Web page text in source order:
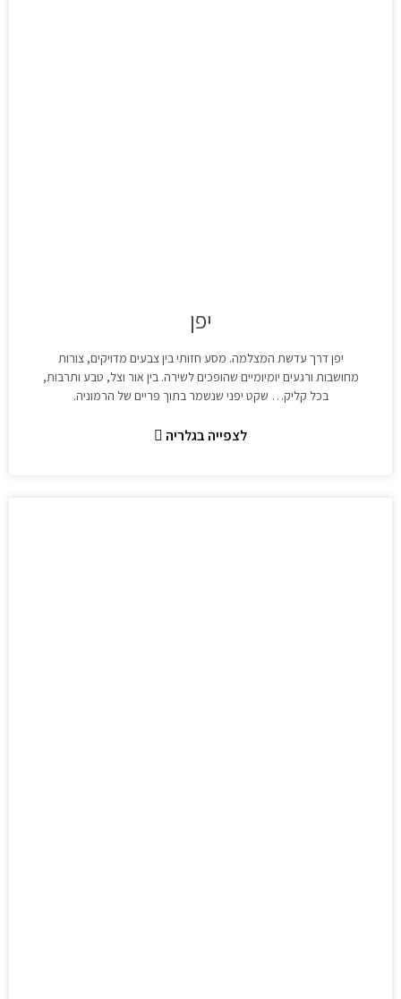
יפן
יפן דרך עדשת המצלמה. מסע חזותי בין צבעים מדויקים, צורות
מחושבות ורגעים יומיומיים שהופכים לשירה. בין אור וצל, טבע ותרבות,
בכל קליק… שקט יפני שנשמר בתוך פריים של הרמוניה.
לצפייה בגלריה